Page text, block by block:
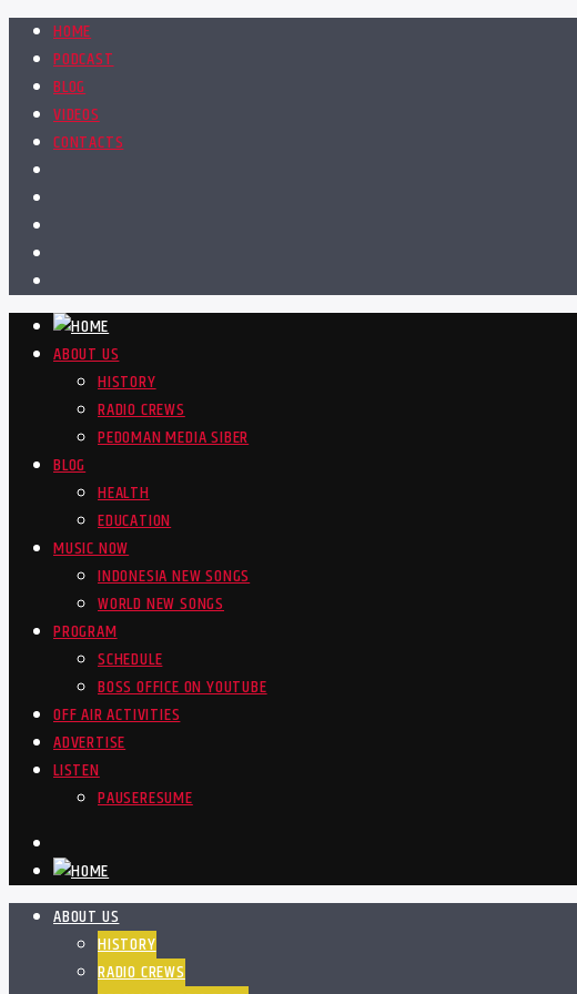
HOME
PODCAST
BLOG
VIDEOS
CONTACTS
ABOUT US
HISTORY
RADIO CREWS
PEDOMAN MEDIA SIBER
BLOG
HEALTH
EDUCATION
MUSIC NOW
INDONESIA NEW SONGS
WORLD NEW SONGS
PROGRAM
SCHEDULE
BOSS OFFICE ON YOUTUBE
OFF AIR ACTIVITIES
ADVERTISE
LISTEN
PAUSERESUME
ABOUT US
HISTORY
RADIO CREWS